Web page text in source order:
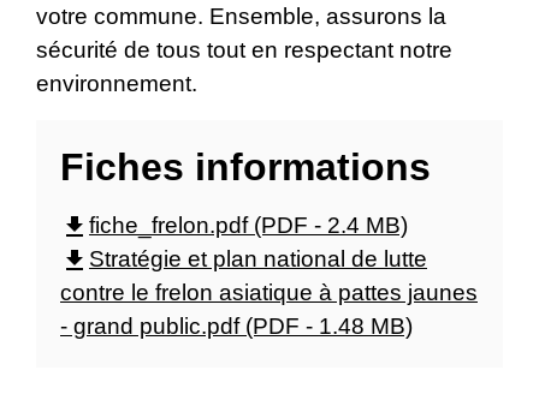
votre commune. Ensemble, assurons la
sécurité de tous tout en respectant notre
environnement.
Fiches informations
file_download fiche_frelon.pdf (PDF - 2.4 MB)
file_download Stratégie et plan national de lutte
contre le frelon asiatique à pattes jaunes
- grand public.pdf (PDF - 1.48 MB)